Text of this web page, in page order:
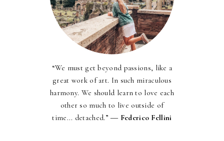
“We must get beyond passions, like a
great work of art. In such miraculous
harmony. We should learn to love each
other so much to live outside of
time... detached.” ― Federico Fellini